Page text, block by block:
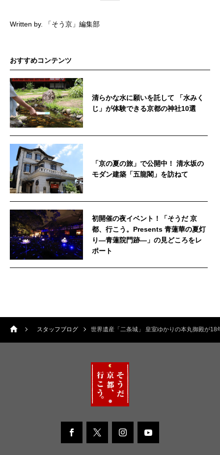
Written by. 「そう京」編集部
おすすめコンテンツ
清らかな水に願いを託して 「水みく
じ」が体験できる京都の神社10選
「京の夏の旅」で公開中！ 清水坂の
モダン建築「五龍閣」を訪ねて
初開催の夜イベント！「そうだ 京
都、行こう。Presents 青蓮華の夏灯
り—青蓮院門跡—」の見どころをレ
ポート
スタッフブログ 世界遺産「二条城」 皇室ゆかりの本丸御殿が18